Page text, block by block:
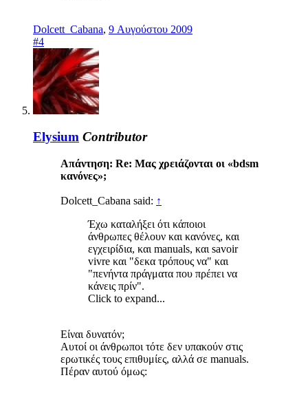
Dolcett_Cabana, 9 Αυγούστου 2009
#4
Elysium Contributor
Απάντηση: Re: Μας χρειάζονται οι «bdsm
κανόνες»;
Dolcett_Cabana said: ↑
Έχω καταλήξει ότι κάποιοι
άνθρωπες θέλουν και κανόνες, και
εγχειρίδια, και manuals, και savoir
vivre και "δεκα τρόπους να" και
"πενήντα πράγματα που πρέπει να
κάνεις πρίν".
Click to expand...
Είναι δυνατόν;
Αυτοί οι άνθρωποι τότε δεν υπακούν στις
ερωτικές τους επιθυμίες, αλλά σε manuals.
Πέραν αυτού όμως: